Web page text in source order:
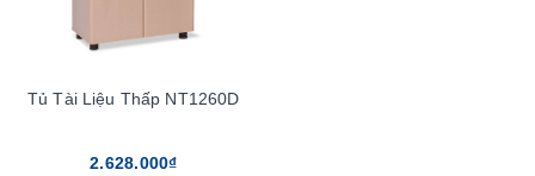
Tủ Tài Liệu Thấp NT1260D
2.628.000₫